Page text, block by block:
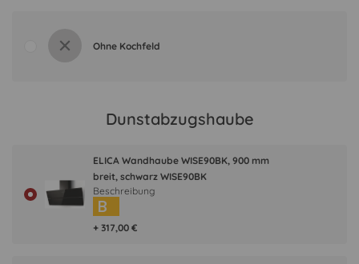
Ohne Kochfeld
Dunstabzugshaube
ELICA Wandhaube WISE90BK, 900 mm
breit, schwarz WISE90BK
+ 317,00 €
B
Beschreibung